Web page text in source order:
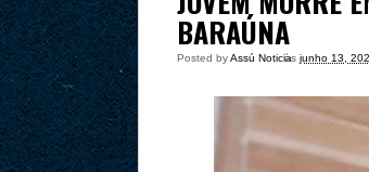
BARAÚNA
Posted byAssú Noticia
às junho 13,